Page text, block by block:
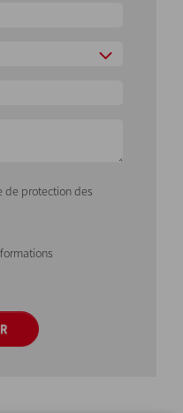
de protection des